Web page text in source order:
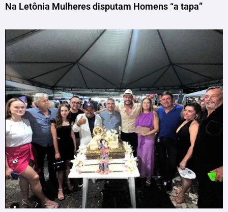
Na Letônia Mulheres disputam Homens “a tapa”